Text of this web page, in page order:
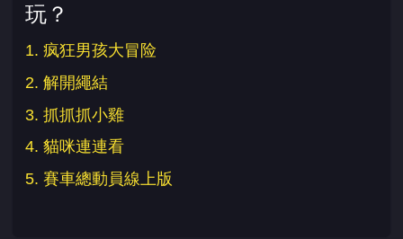
玩？
1. 疯狂男孩大冒险
2. 解開繩結
3. 抓抓抓小雞
4. 貓咪連連看
5. 賽車總動員線上版